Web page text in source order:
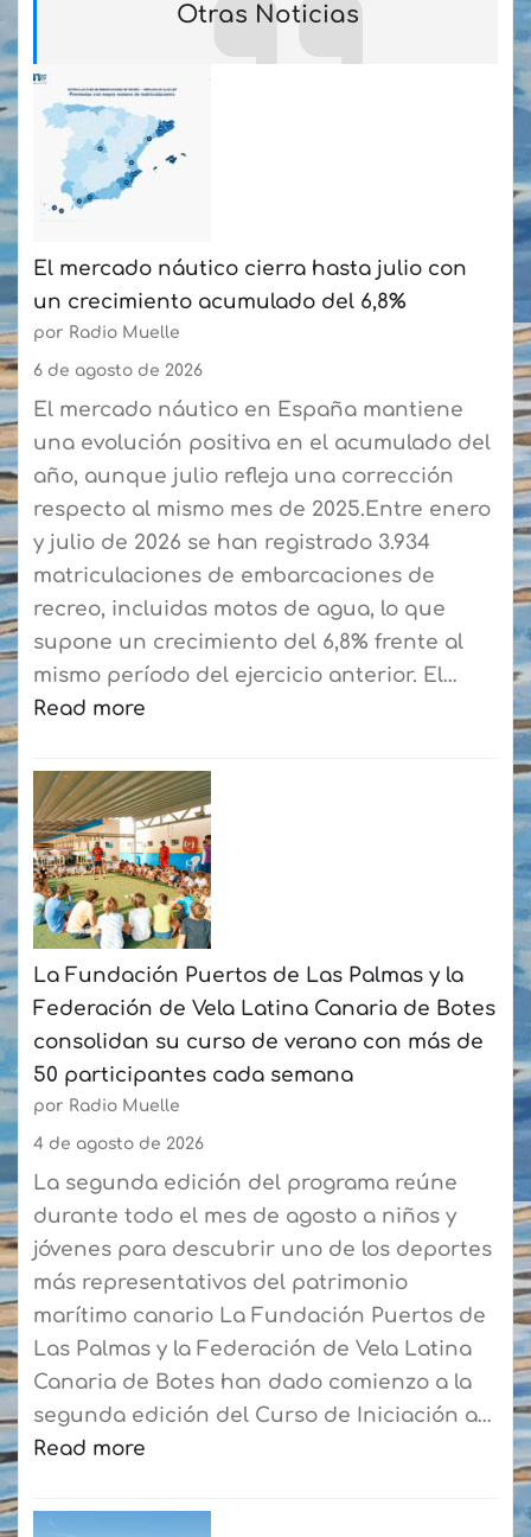
Otras Noticias
El mercado náutico cierra hasta julio con
un crecimiento acumulado del 6,8%
por Radio Muelle
6 de agosto de 2026
El mercado náutico en España mantiene
una evolución positiva en el acumulado del
año, aunque julio refleja una corrección
respecto al mismo mes de 2025.Entre enero
y julio de 2026 se han registrado 3.934
matriculaciones de embarcaciones de
recreo, incluidas motos de agua, lo que
supone un crecimiento del 6,8% frente al
mismo período del ejercicio anterior. El…
Read more
El
mercado
náutico
cierra
hasta
julio
con
un
crecimiento
acumulado
del
6,8%
La Fundación Puertos de Las Palmas y la
Federación de Vela Latina Canaria de Botes
consolidan su curso de verano con más de
50 participantes cada semana
por Radio Muelle
4 de agosto de 2026
La segunda edición del programa reúne
durante todo el mes de agosto a niños y
jóvenes para descubrir uno de los deportes
más representativos del patrimonio
marítimo canario La Fundación Puertos de
Las Palmas y la Federación de Vela Latina
Canaria de Botes han dado comienzo a la
segunda edición del Curso de Iniciación a…
Read more
La